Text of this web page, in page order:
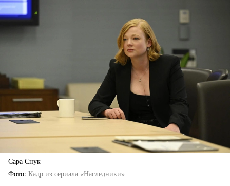
Сара Снук
Фото Кадр из сериала «Наследники»